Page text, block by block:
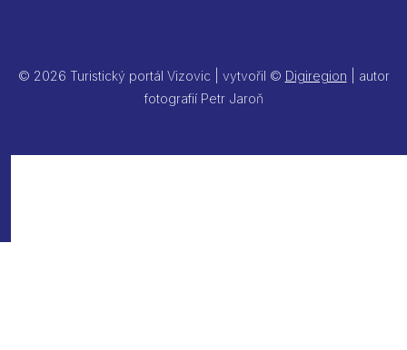
© 2026 Turistický portál Vizovic | vytvořil © Digiregion | autor
fotografií Petr Jaroň